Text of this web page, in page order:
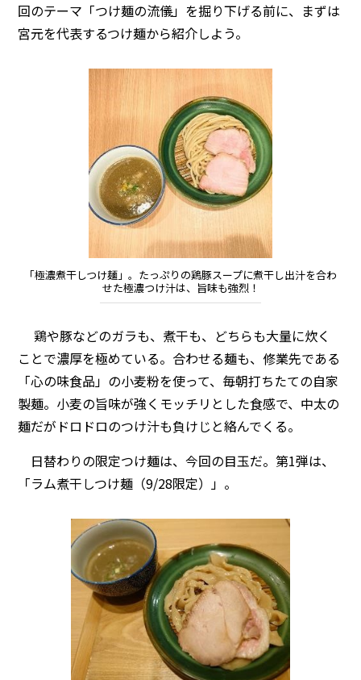
回のテーマ「つけ麺の流儀」を掘り下げる前に、まずは
宮元を代表するつけ麺から紹介しよう。
「極濃煮干しつけ麺」。たっぷりの鶏豚スープに煮干し出汁を合わ
せた極濃つけ汁は、旨味も強烈！
鶏や豚などのガラも、煮干も、どちらも大量に炊く
ことで濃厚を極めている。合わせる麺も、修業先である
「心の味食品」の小麦粉を使って、毎朝打ちたての自家
製麺。小麦の旨味が強くモッチリとした食感で、中太の
麺だがドロドロのつけ汁も負けじと絡んでくる。
日替わりの限定つけ麺は、今回の目玉だ。第1弾は、
「ラム煮干しつけ麺（9/28限定）」。